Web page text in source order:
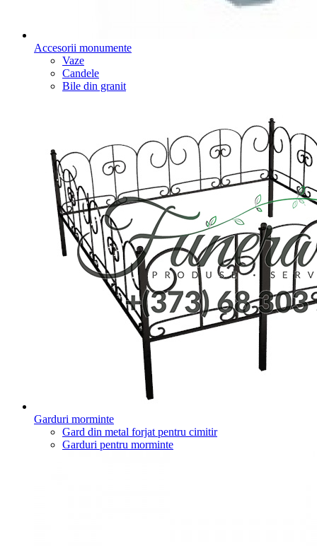
Accesorii monumente
Vaze
Candele
Bile din granit
Garduri morminte
Gard din metal forjat pentru cimitir
Garduri pentru morminte